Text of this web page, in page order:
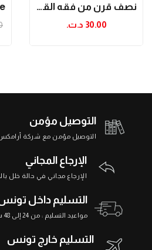
نصف قرن من فقه القضاء الجزائي
30.00 د.ت.‏
التوصيل مؤمن
التوصيل مؤمن مع شركة
الإرجاع المجاني
الإرجاع مجاني في حالة خلل
التسليم داخل
مواعيد التسليم : من 24 إلى 48 ساعة
التسليم خارج تونس